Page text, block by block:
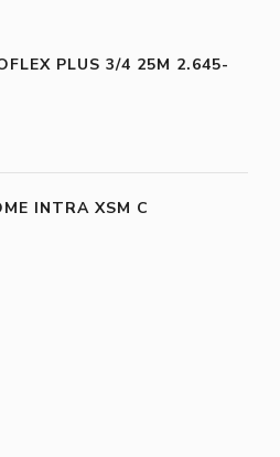
PLUS 3/4 25M 2.645-
INTRA XSM C